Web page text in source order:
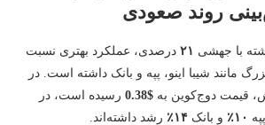
روند صعودی
با جهشی ۲۱ درصدی، عملکرد بهتری نسبت
مانند شیبا اینو، پپه و بانک داشته است. در
قیمت دوج‌کوین به $0.38
رسیده است، در
۱۰٪ و بانک ۱۴٪ رشد داشته‌اند.